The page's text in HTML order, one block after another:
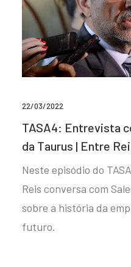
22/03/2022
TASA4: Entrevista
da Taurus | Entre
Neste episódio do
Reis conversa com
sobre a história da
futuro.